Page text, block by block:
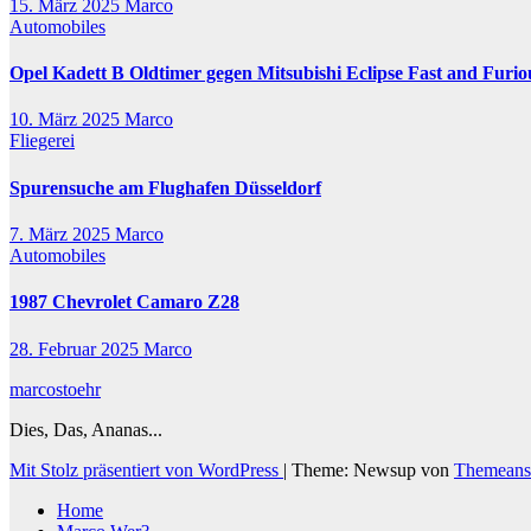
15. März 2025 Marco
Automobiles
Opel Kadett B Oldtimer gegen Mitsubishi Eclipse Fast and
10. März 2025 Marco
Fliegerei
Spurensuche am Flughafen Düsseldorf
7. März 2025 Marco
Automobiles
1987 Chevrolet Camaro Z28
28. Februar 2025 Marco
marcostoehr
Dies, Das, Ananas...
Mit Stolz präsentiert von WordPress | Theme: Newsup von
Home